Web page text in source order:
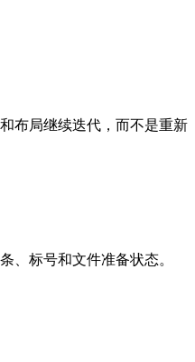
布局继续迭代，而不是重新
、标号和文件准备状态。